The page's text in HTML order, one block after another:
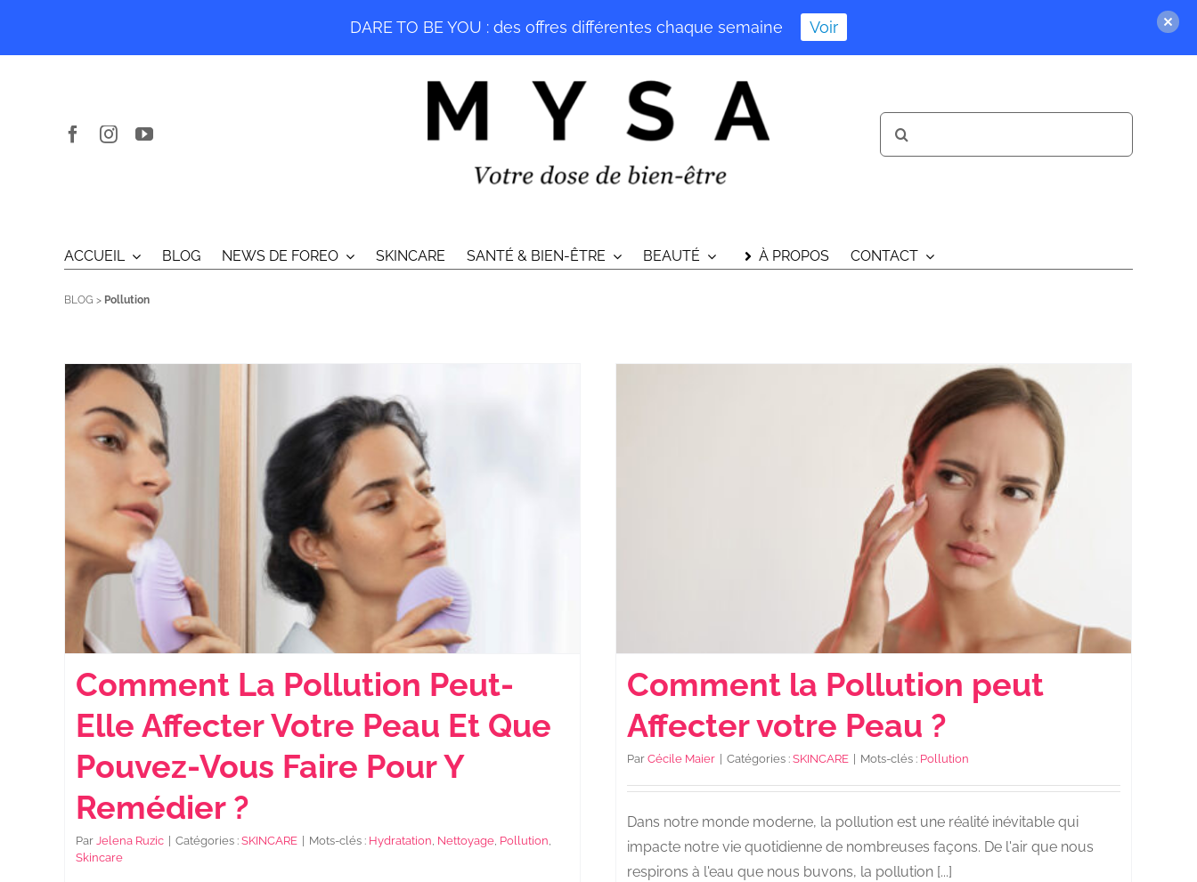
ACCUEIL BLOG NEWS DE FOREO SKINCARE SANTÉ & BIEN-ÊTRE BEAUTÉ À PROPOS CONTACT
BLOG > Pollution
Comment La Pollution Peut-
Elle Affecter Votre Peau Et Que
Pouvez-Vous Faire Pour Y
Remédier ?
Par Jelena Ruzic Catégories : SKINCARE Mots-clés : Hydratation, Nettoyage, Pollution,
Skincare
Comment la Pollution peut
Affecter votre Peau ?
Par Cécile Maier Catégories : SKINCARE Mots-clés : Pollution
Dans notre monde moderne, la pollution est une réalité inévitable qui
impacte notre vie quotidienne de nombreuses façons. De l'air que nous
respirons à l'eau que nous buvons, la pollution [...]
DARE TO BE YOU : des offres différentes chaque semaine Voir